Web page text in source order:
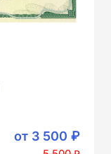
от 3 500 ₽